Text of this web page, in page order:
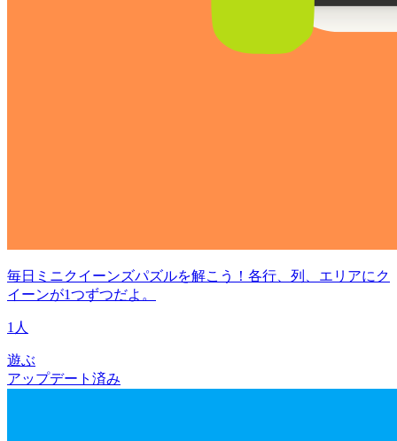
毎日ミニクイーンズパズルを解こう！各行、列、エリアにク
イーンが1つずつだよ。
1人
遊ぶ
アップデート済み